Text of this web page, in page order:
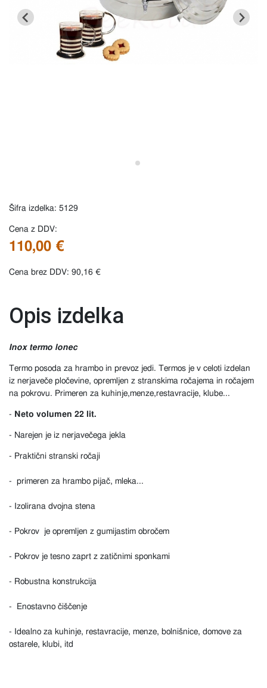
Šifra izdelka: 5129
Cena z DDV:
110,00 €
Cena brez DDV: 90,16 €
Opis izdelka
Inox termo lonec
Termo posoda za hrambo in prevoz jedi. Termos je v celoti izdelan
iz nerjaveče pločevine, opremljen z stranskima ročajema in ročajem
na pokrovu. Primeren za kuhinje,menze,restavracije, klube...
- Neto volumen 22 lit.
- Narejen je iz nerjavečega jekla
- Praktični stranski ročaji
- primeren za hrambo pijač, mleka...
- Izolirana dvojna stena
- Pokrov je opremljen z gumijastim obročem
- Pokrov je tesno zaprt z zatičnimi sponkami
- Robustna konstrukcija
- Enostavno čiščenje
- Idealno za kuhinje, restavracije, menze, bolnišnice, domove za
ostarele, klubi, itd